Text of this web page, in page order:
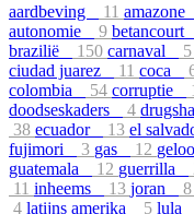
aardbeving 11 amazone
autonomie
9 betancourt
brazilië
150 carnaval 5
ciudad juarez
11 coca
colombia
54 corruptie
doodseskaders
4
38 ecuador 13 el
fujimori
3 gas 12
guatemala
12 guerrilla
11 inheems 13 joran 8
4 latijns amerika 5 lula